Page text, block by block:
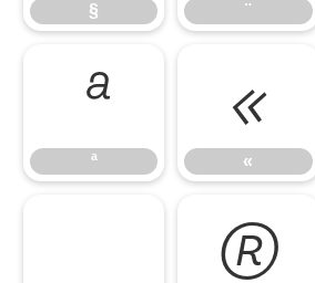
§ ¨
ª
ª
«
«
®